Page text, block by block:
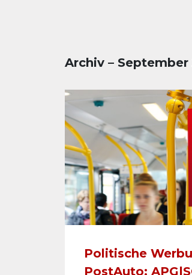
Archiv – September
Politische
PostAuto: